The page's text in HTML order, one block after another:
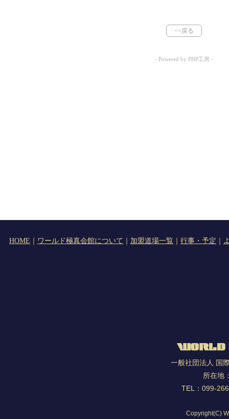
<<戻る
- Powered by PHP工房 -
HOME ｜ ワールド極真会館について ｜ 加盟道場一覧 ｜ 行事・予定 ｜
一般社団法人 国
所在地
TEL：099-
Copyright(C)